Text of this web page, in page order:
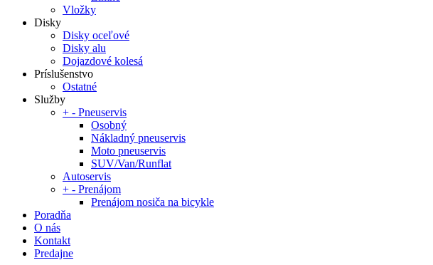
Vložky
Disky
Disky oceľové
Disky alu
Dojazdové kolesá
Príslušenstvo
Ostatné
Služby
+ - Pneuservis
Osobný
Nákladný pneuservis
Moto pneuservis
SUV/Van/Runflat
Autoservis
+ - Prenájom
Prenájom nosiča na bicykle
Poradňa
O nás
Kontakt
Predajne